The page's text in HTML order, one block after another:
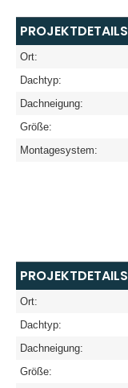
PROJEKTDETAILS
Ort:
Dachtyp:
Dachneigung:
Größe:
Montagesystem:
PROJEKTDETAILS
Ort:
Dachtyp:
Dachneigung:
Größe: